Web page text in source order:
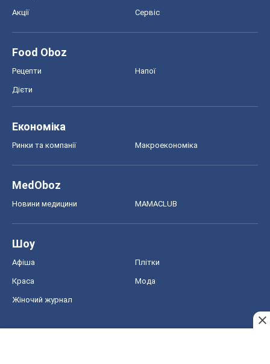
Акції Сервіс
Food Oboz
Рецепти Напої
Дієти
Економіка
Ринки та компанії Макроекономіка
MedOboz
Новини медицини MAMACLUB
Шоу
Афіша Плітки
Краса Мода
Жіночий журнал